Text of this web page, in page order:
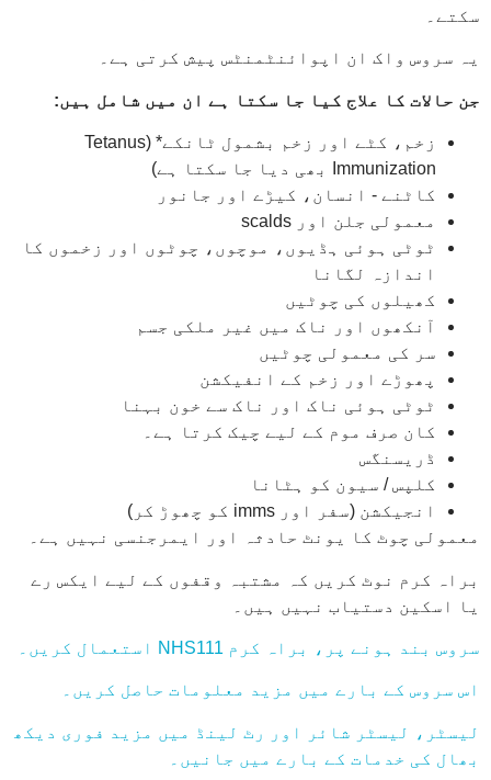
سکتے۔
یہ سروس واک ان اپوائنٹمنٹس پیش کرتی ہے۔
جن حالات کا علاج کیا جا سکتا ہے ان میں شامل ہیں:
زخم، کٹے اور زخم بشمول ٹانکے* (Tetanus
Immunization بھی دیا جا سکتا ہے)
کاٹنے - انسان، کیڑے اور جانور
معمولی جلن اور scalds
ٹوٹی ہوئی ہڈیوں، موچوں، چوٹوں اور زخموں کا
اندازہ لگانا
کھیلوں کی چوٹیں
آنکھوں اور ناک میں غیر ملکی جسم
سر کی معمولی چوٹیں
پھوڑے اور زخم کے انفیکشن
ٹوٹی ہوئی ناک اور ناک سے خون بہنا
کان صرف موم کے لیے چیک کرتا ہے۔
ڈریسنگس
کلپس / سیون کو ہٹانا
انجیکشن (سفر اور imms کو چھوڑ کر)
معمولی چوٹ کا یونٹ حادثہ اور ایمرجنسی نہیں ہے۔
براہ کرم نوٹ کریں کہ مشتبہ وقفوں کے لیے ایکس رے
یا اسکین دستیاب نہیں ہیں۔
سروس بند ہونے پر، براہ کرم NHS111 استعمال کریں۔
اس سروس کے بارے میں مزید معلومات حاصل کریں۔
لیسٹر، لیسٹر شائر اور رٹ لینڈ میں مزید فوری دیکھ
بھال کی خدمات کے بارے میں جانیں۔